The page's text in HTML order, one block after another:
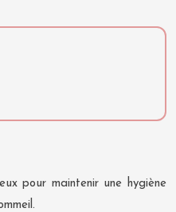
pour maintenir une hygiène